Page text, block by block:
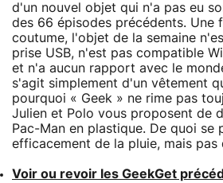
d'un nouvel objet qui n'a pas eu
des 66 épisodes précédents. Une
coutume, l'objet de la semaine
prise USB, n'est pas compatible
et n'a aucun rapport avec le
s'agit simplement d'un vêtement
pourquoi « Geek » ne rime pas
Julien et Polo vous proposent de
Pac-Man en plastique. De quoi se
efficacement de la pluie, mais pas
Voir ou revoir les GeekGet